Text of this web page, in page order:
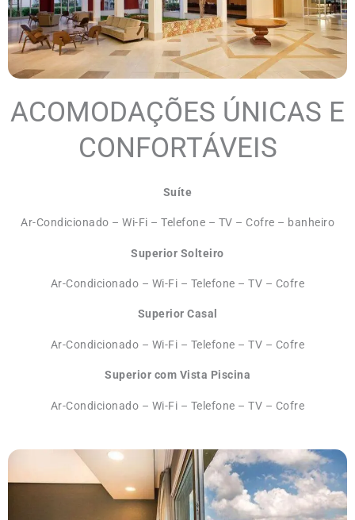
ACOMODAÇÕES ÚNICAS E
CONFORTÁVEIS
Suíte
Ar-Condicionado – Wi-Fi – Telefone – TV – Cofre – banheiro
Superior Solteiro
Ar-Condicionado – Wi-Fi – Telefone – TV – Cofre
Superior Casal
Ar-Condicionado – Wi-Fi – Telefone – TV – Cofre
Superior com Vista Piscina
Ar-Condicionado – Wi-Fi – Telefone – TV – Cofre